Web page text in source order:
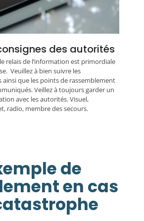
des autorités
relais de l’information est primordiale
Veuillez à bien suivre les
que les points de rassemblement
Veillez à toujours garder un
avec les autorités. Visuel,
radio, membre des secours.
de
en cas